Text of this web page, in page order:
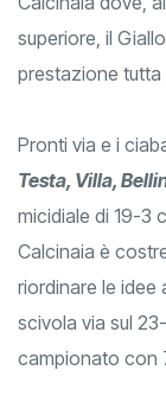
superiore, il
prestazione tutta
Pronti via e i
Testa, Villa,
micidiale di 19-3
Calcinaia è
riordinare le idee
scivola via sul
campionato con